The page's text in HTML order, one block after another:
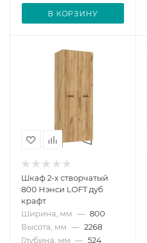
В КОРЗИНУ
Шкаф 2-х створчатый
800 Нэнси LOFT дуб
крафт
Ширина, мм — 800
Высота, мм — 2268
Глубина, мм — 524